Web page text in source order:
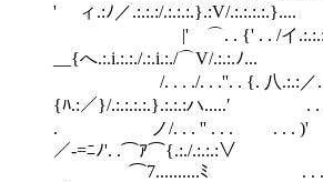
' ィ.:ﾉ／.:.:.:/.:.:.:.}.:V/
|' ⌒. . {' . . /イ.:.:.:.:.:.:ｨ
__{へ.:.i.:.:./.:.i.:./⌒V/.:.:.
/. . . ./. . .''. . {. 八.:.:／
{ﾊ.:／}/.:.:.:.:.}.:.:.:ハ.....′ . .
. ノ/. . . '' . . . . . . )' . . .
／-=ﾆﾉ'. .⌒ｱ⌒{.:./.:.:.:∨
⌒7..........ﾐ . . . . . . . .